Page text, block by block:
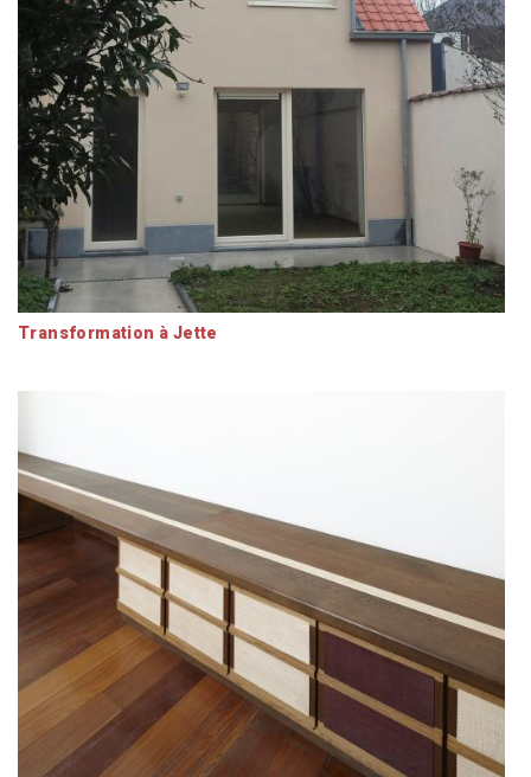
Transformation à Jette